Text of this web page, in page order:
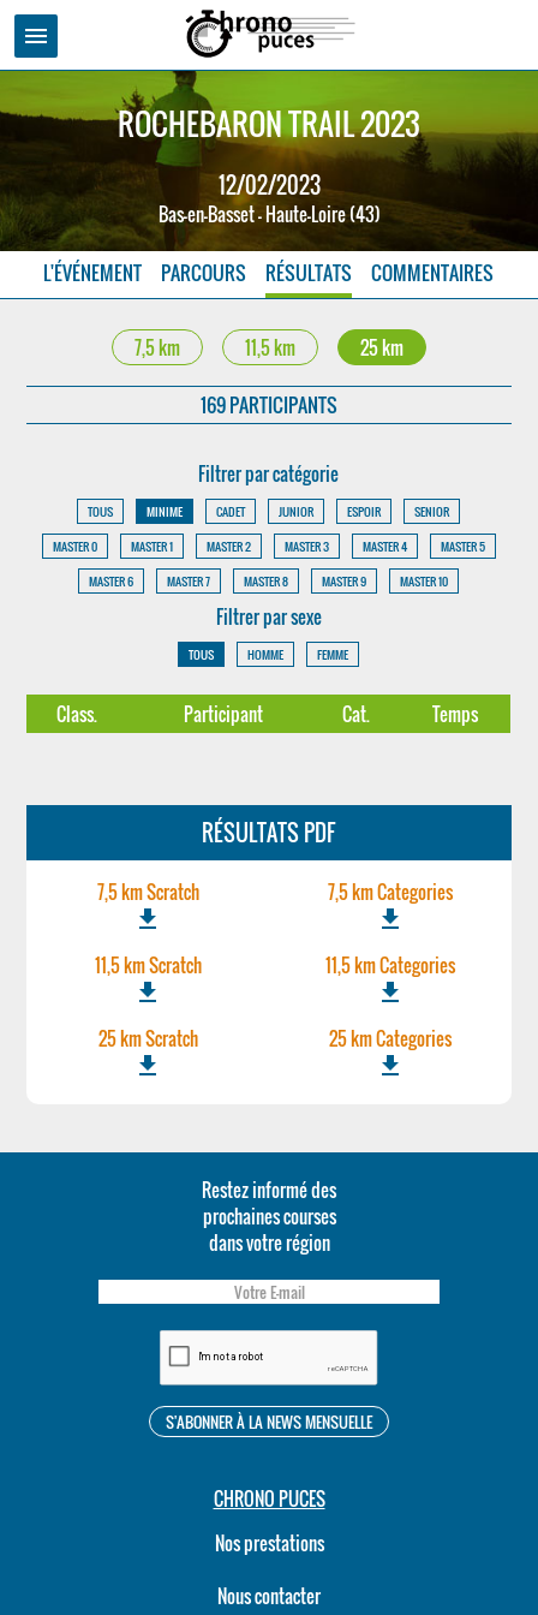
menu
ROCHEBARON TRAIL 2023
12/02/2023
Bas-en-Basset - Haute-Loire (43)
L'ÉVÉNEMENT PARCOURS RÉSULTATS COMMENTAIRES
7,5 km 11,5 km 25 km
169 PARTICIPANTS
Filtrer par catégorie
TOUS MINIME CADET JUNIOR ESPOIR
SENIOR
MASTER 0
MASTER 1 MASTER 2 MASTER 3 MASTER 4
MASTER 5
MASTER 6
MASTER 7 MASTER 8 MASTER 9 MASTER 10
Filtrer par sexe
TOUS HOMME FEMME
Class. Participant Cat. Temps
RÉSULTATS PDF
7,5 km Scratch
file_download
7,5 km Categories
file_download
11,5 km Scratch
file_download
11,5 km Categories
file_download
25 km Scratch
file_download
25 km Categories
file_download
Restez informé des
prochaines courses
dans votre région
CHRONO PUCES
Nos prestations
Nous contacter